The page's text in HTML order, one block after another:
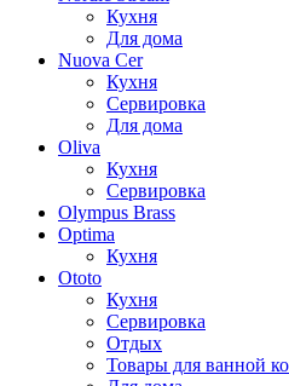
Кухня
Для дома
Nuova Cer
Кухня
Сервировка
Для дома
Oliva
Кухня
Сервировка
Olympus Brass
Optima
Кухня
Ototo
Кухня
Сервировка
Отдых
Товары для ванной